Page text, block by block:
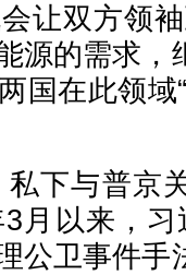
让双方领
源的需求，
国在此领域
下与普京
月以来，
公卫事件手